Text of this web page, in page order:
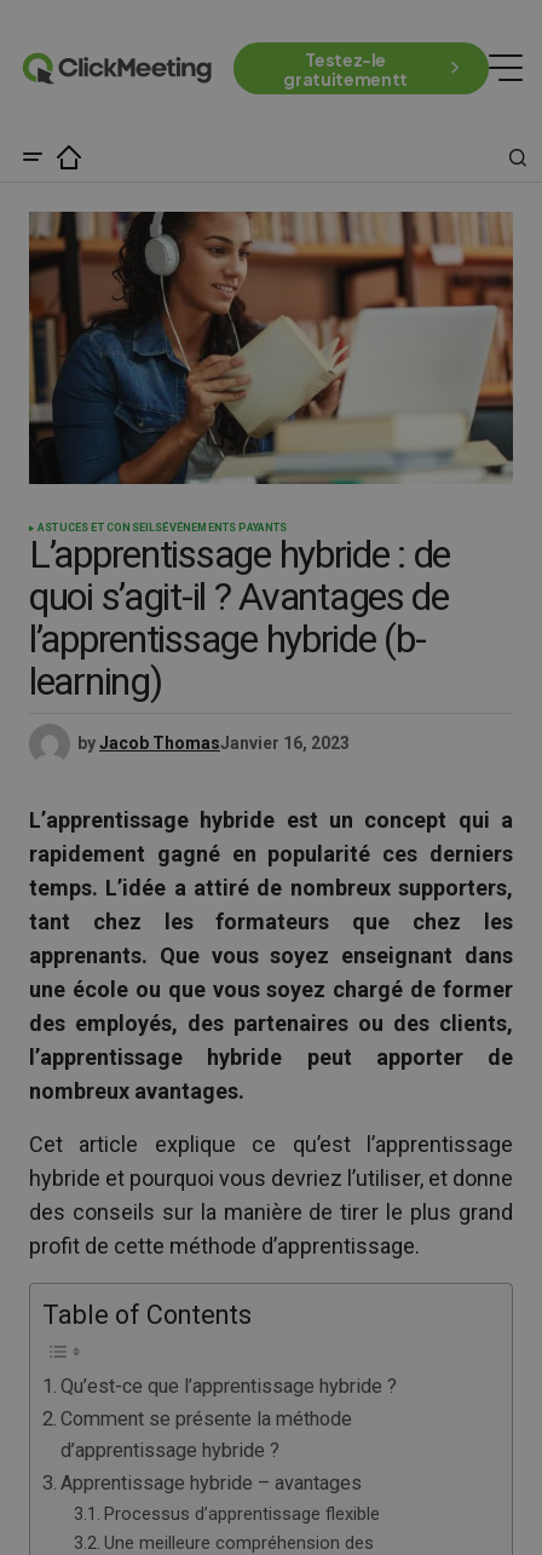
Testez-le
gratuitementt
ASTUCES ET CONSEILS ÉVÉNEMENTS PAYANTS
L’apprentissage hybride : de
quoi s’agit-il ? Avantages de
l’apprentissage hybride (b-
learning)
byJacob ThomasJanvier 16, 2023
L’apprentissage hybride est un concept qui a
rapidement gagné en popularité ces derniers
temps. L’idée a attiré de nombreux supporters,
tant chez les formateurs que chez les
apprenants. Que vous soyez enseignant dans
une école ou que vous soyez chargé de former
des employés, des partenaires ou des clients,
l’apprentissage hybride peut apporter de
nombreux avantages.
Cet article explique ce qu’est l’apprentissage
hybride et pourquoi vous devriez l’utiliser, et donne
des conseils sur la manière de tirer le plus grand
profit de cette méthode d’apprentissage.
Table of Contents
Qu’est-ce que l’apprentissage hybride ?
Comment se présente la méthode
d’apprentissage hybride ?
Apprentissage hybride – avantages
Processus d’apprentissage flexible
Une meilleure compréhension des